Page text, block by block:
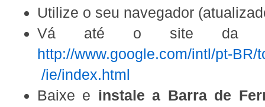
Utilize o seu navegador
Vá até o site da
http://www.google.com/intl/pt-BR/
/ie/index.html
Baixe e instale a Barra de